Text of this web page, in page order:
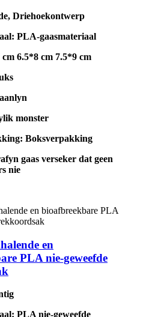
Driehoekontwerp
PLA-gaasmateriaal
6.5*8 cm 7.5*9 cm
monster
Boksverpakking
gaas verseker dat geen
nie
en
PLA nie-geweefde
PLA nie-geweefde